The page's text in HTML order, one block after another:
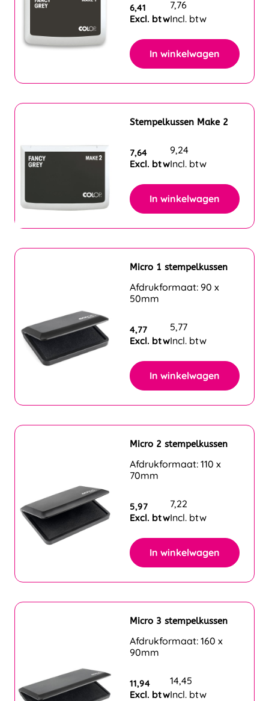
6,41
Excl. btw
7,76
Incl. btw
In winkelwagen
Stempelkussen Make 2
7,64
Excl. btw
9,24
Incl. btw
In winkelwagen
Micro 1 stempelkussen
Afdrukformaat: 90 x
50mm
4,77
Excl. btw
5,77
Incl. btw
In winkelwagen
Micro 2 stempelkussen
Afdrukformaat: 110 x
70mm
5,97
Excl. btw
7,22
Incl. btw
In winkelwagen
Micro 3 stempelkussen
Afdrukformaat: 160 x
90mm
11,94
Excl. btw
14,45
Incl. btw